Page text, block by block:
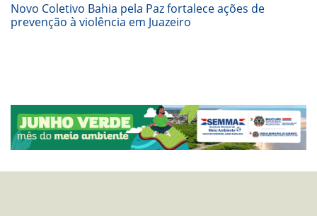
Novo Coletivo Bahia pela Paz fortalece ações de
prevenção à violência em Juazeiro